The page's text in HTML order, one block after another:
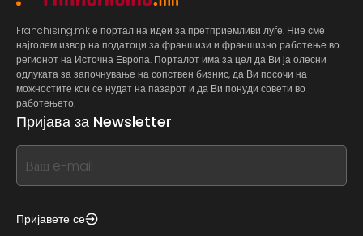
Franchising.mk е портал на идеи за претприемливи луѓе. Ние сме
најголем извор на податоци за франшизи и франшизно работење во
регионот на Источна Европа. Порталот има за цел да Ви ја олесни
одлуката за започнување на сопствен бизнис, да Ви посочи на
можностите кои се нудат на пазарот и да Ви понуди совети во
работењето.
Пријава за Newsletter
If
you
this,
Пријавете се